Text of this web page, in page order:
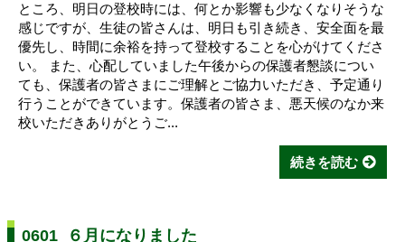
ところ、明日の登校時には、何とか影響も少なくなりそうな
感じですが、生徒の皆さんは、明日も引き続き、安全面を最
優先し、時間に余裕を持って登校することを心がけてくださ
い。 また、心配していました午後からの保護者懇談につい
ても、保護者の皆さまにご理解とご協力いただき、予定通り
行うことができています。保護者の皆さま、悪天候のなか来
校いただきありがとうご...
続きを読む
0601_６月になりました